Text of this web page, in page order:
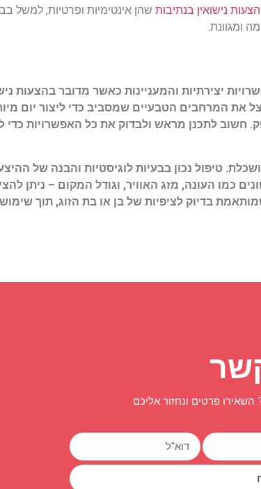
הצעות נישואין בנתיבות שהן אינטימיות ופרטיות, למשל
ומגוונת.
יצירתיות והמעניינות כאשר מדובר בהצעות
את המרחבים הטבעיים שמסביב כדי ליצור יום
חשוב לתכנן מראש ולבדוק את כל האפשרויות כדי
טיפול נכון בבעיות לוגיסטיות והבנה של
כמו העונה, מזג האוויר, וגודל המקום – ניתן
בדיוק לציפיות של בן או בת הזוג, תוך
פרטים ונחזור אליכם